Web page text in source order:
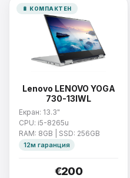
🔋 КОМПАКТЕН
Lenovo LENOVO YOGA
730-13IWL
Екран: 13.3"
CPU: i5-8265u
RAM: 8GB | SSD: 256GB
12м гаранция
€200